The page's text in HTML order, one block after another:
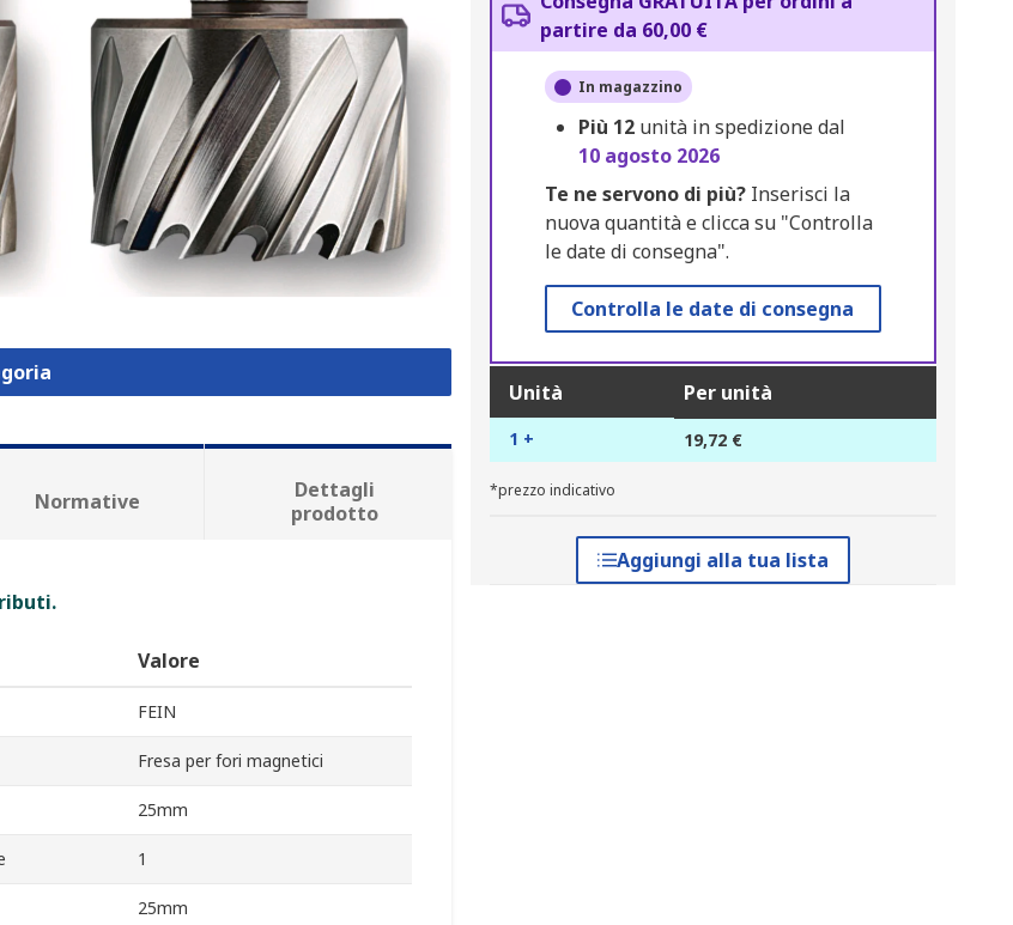
partire da 60,00 €
In magazzino
Più 12 unità in spedizione dal
10 agosto 2026
Te ne servono di più?Inserisci la
nuova quantità e clicca su "Controlla
le date di consegna".
Controlla le date di consegna
Unità Per unità
1 + 19,72 €
*prezzo indicativo
Aggiungi alla tua lista
Normative
Dettagli
prodotto
Valore
FEIN
Fresa per fori magnetici
25mm
1
25mm